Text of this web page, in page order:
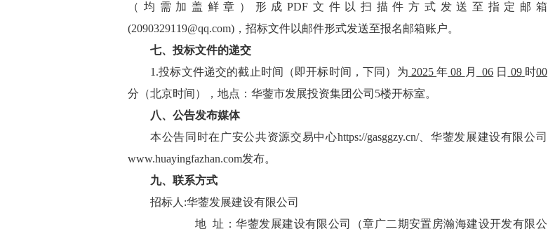
（均需加盖鲜章）形成PDF文件以扫描件方式发送至指定邮箱
(2090329119@qq.com)，招标文件以邮件形式发送至报名邮箱账户。
七、投标文件的递交
1.投标文件递交的截止时间（即开标时间，下同）为 2025年 08 月 06 日 09 时00
分 （北京时间），地点：华蓥市发展投资集团公司 5楼开标室。
八、公告发布媒体
本公告同时在广安公共资源交易中心https://gasggzy.cn/、华蓥发展建设有限公司
www.huayingfazhan.com发布。
九、联系方式
招标 人 :华蓥发展建设有限公司
地 址：华蓥发展建设有限公司（章广二期安置房瀚海建设开发有限公